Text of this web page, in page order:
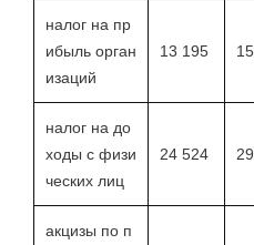
налог на пр
ибыль орган
изаций
13 195
налог на до
ходы с физи
ческих лиц
24 524
акцизы по п